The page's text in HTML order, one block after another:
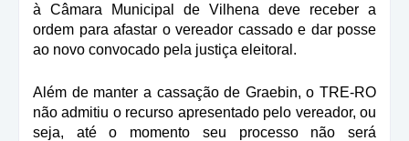
à Câmara Municipal de Vilhena deve receber a
ordem para afastar o vereador cassado e dar posse
ao novo convocado pela justiça eleitoral.
Além de manter a cassação de Graebin, o TRE-RO
não admitiu o recurso apresentado pelo vereador, ou
seja, até o momento seu processo não será